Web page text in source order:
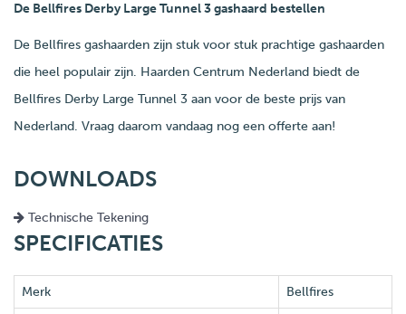
De Bellfires Derby Large Tunnel 3 gashaard bestellen
De Bellfires gashaarden zijn stuk voor stuk prachtige gashaarden
die heel populair zijn. Haarden Centrum Nederland biedt de
Bellfires Derby Large Tunnel 3 aan voor de beste prijs van
Nederland. Vraag daarom vandaag nog een offerte aan!
DOWNLOADS
Technische Tekening
SPECIFICATIES
Merk Bellfires